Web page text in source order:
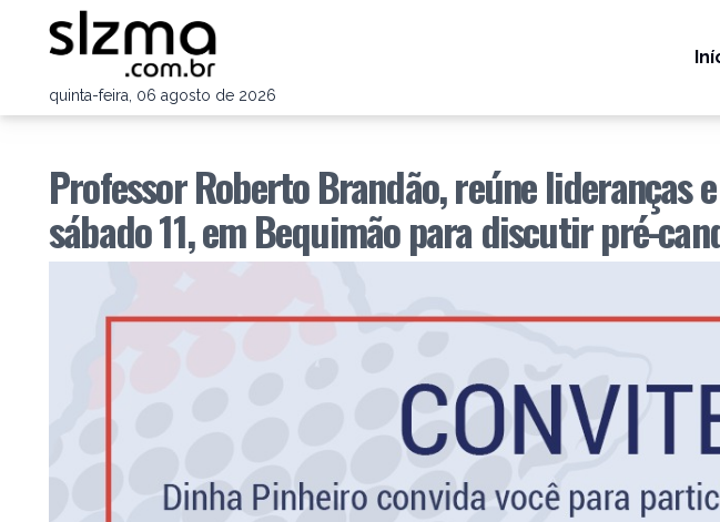
quinta-feira, 06 agosto de 2026
Professor Roberto Brandão, reúne lideranças
sábado 11, em Bequimão para discutir pré-